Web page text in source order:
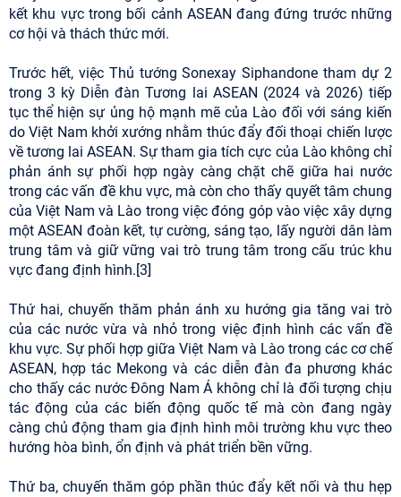
kết khu vực trong bối cảnh ASEAN đang đứng trước những
cơ hội và thách thức mới.
Trước hết, việc Thủ tướng Sonexay Siphandone tham dự 2
trong 3 kỳ Diễn đàn Tương lai ASEAN (2024 và 2026) tiếp
tục thể hiện sự ủng hộ mạnh mẽ của Lào đối với sáng kiến
do Việt Nam khởi xướng nhằm thúc đẩy đối thoại chiến lược
về tương lai ASEAN. Sự tham gia tích cực của Lào không chỉ
phản ánh sự phối hợp ngày càng chặt chẽ giữa hai nước
trong các vấn đề khu vực, mà còn cho thấy quyết tâm chung
của Việt Nam và Lào trong việc đóng góp vào việc xây dựng
một ASEAN đoàn kết, tự cường, sáng tạo, lấy người dân làm
trung tâm và giữ vững vai trò trung tâm trong cấu trúc khu
vực đang định hình.[3]
Thứ hai, chuyến thăm phản ánh xu hướng gia tăng vai trò
của các nước vừa và nhỏ trong việc định hình các vấn đề
khu vực. Sự phối hợp giữa Việt Nam và Lào trong các cơ chế
ASEAN, hợp tác Mekong và các diễn đàn đa phương khác
cho thấy các nước Đông Nam Á không chỉ là đối tượng chịu
tác động của các biến động quốc tế mà còn đang ngày
càng chủ động tham gia định hình môi trường khu vực theo
hướng hòa bình, ổn định và phát triển bền vững.
Thứ ba, chuyến thăm góp phần thúc đẩy kết nối và thu hẹp